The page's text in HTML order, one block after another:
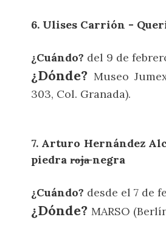
6. Ulises Carrión -
¿Cuándo? del 9 de
¿Dónde?Museo
303, Col. Granada).
7. Arturo Hernández
piedra r̶o̶j̶a̶ negra
¿Cuándo? desde el 7 de
¿Dónde?MARSO